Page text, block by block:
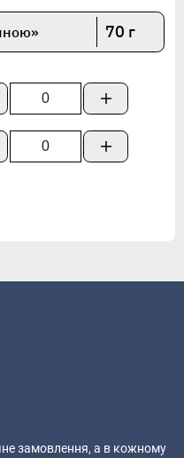
70 г
замовлення, а в кожному